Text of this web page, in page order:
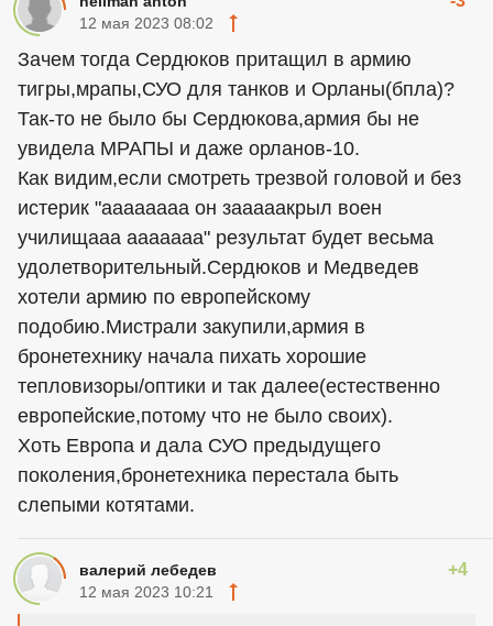
12 мая 2023 08:02
Зачем тогда Сердюков притащил в армию
тигры,мрапы,СУО для танков и Орланы(бпла)?
Так-то не было бы Сердюкова,армия бы не
увидела МРАПЫ и даже орланов-10.
Как видим,если смотреть трезвой головой и без
истерик "аааааааа он зааааакрыл воен
училищааа ааааааа" результат будет весьма
удолетворительный.Сердюков и Медведев
хотели армию по европейскому
подобию.Мистрали закупили,армия в
бронетехнику начала пихать хорошие
тепловизоры/оптики и так далее(естественно
европейские,потому что не было своих).
Хоть Европа и дала СУО предыдущего
поколения,бронетехника перестала быть
слепыми котятами.
валерий лебедев +4
12 мая 2023 10:21